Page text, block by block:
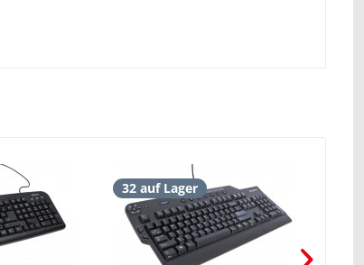
32 auf Lager